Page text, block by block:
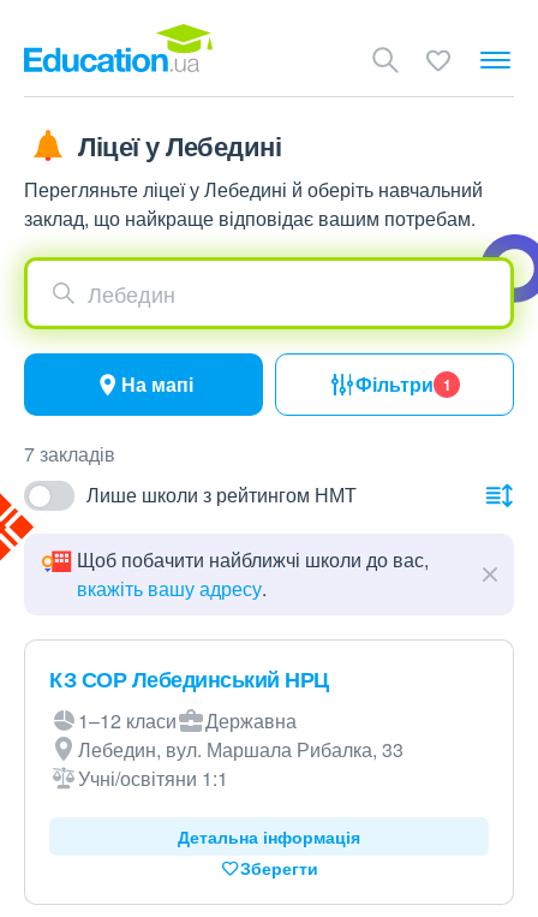
Ліцеї у Лебедині
Перегляньте ліцеї у Лебедині й оберіть навчальний
заклад, що найкраще відповідає вашим потребам.
Лебедин
На мапі Фільтри 1
7 закладів
Лише школи з рейтингом НМТ
Щоб побачити найближчі школи до вас,
вкажіть вашу адресу.
КЗ СОР Лебединський НРЦ
1–12 класи
Державна
Лебедин, вул. Маршала Рибалка, 33
Учні/освітяни 1:1
Детальна інформація
Зберегти